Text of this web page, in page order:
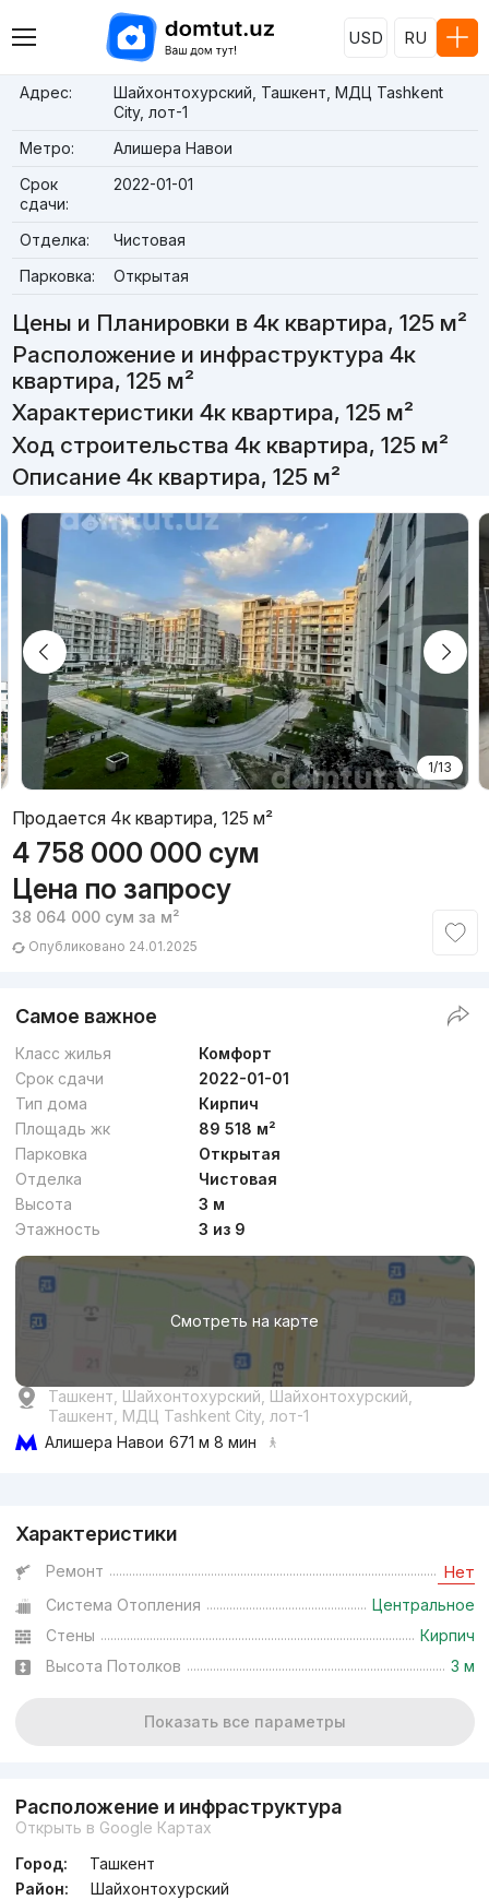
USD RU
Адрес:
Шайхонтохурский, Ташкент, МДЦ Tashkent
City, лот-1
Метро:
Алишера Навои
Срок
сдачи:
2022-01-01
Отделка:
Чистовая
Парковка:
Открытая
Цены и Планировки в 4к квартира, 125 м²
Расположение и инфраструктура 4к
квартира, 125 м²
Характеристики 4к квартира, 125 м²
Ход строительства 4к квартира, 125 м²
Описание 4к квартира, 125 м²
1/13
Продается 4к квартира, 125 м²
4 758 000 000 сум
Цена по запросу
38 064 000 сум за м²
Опубликовано 24.01.2025
Самое важное
Класс жилья
Комфорт
Срок сдачи
2022-01-01
Тип дома
Кирпич
Площадь жк
89 518 м²
Парковка
Открытая
Отделка
Чистовая
Высота
3 м
Этажность
3 из 9
Смотреть на карте
Ташкент, Шайхонтохурский, Шайхонтохурский,
Ташкент, МДЦ Tashkent City, лот-1
Алишера Навои 671 м 8 мин
Характеристики
Ремонт Нет
Система Отопления
Центральное
Стены
Кирпич
Высота Потолков
3 м
Показать все параметры
Расположение и инфраструктура
Открыть в Google Картах
Город:
Ташкент
Район:
Шайхонтохурский